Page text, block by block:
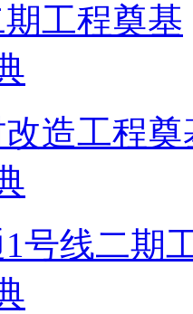
工程奠基
造工程奠
号线二期